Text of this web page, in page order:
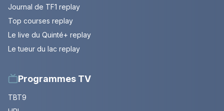
Journal de TF1 replay
Top courses replay
Le live du Quinté+ replay
Le tueur du lac replay
Programmes TV
TBT9